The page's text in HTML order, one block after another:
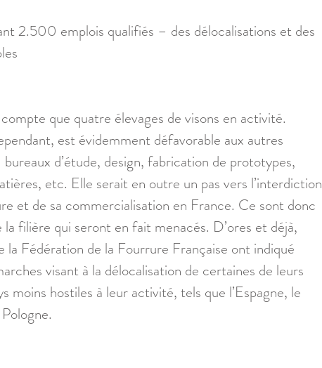
2.500 emplois qualifiés – des délocalisations et des
que quatre élevages de visons en activité.
est évidemment défavorable aux autres
d’étude, design, fabrication de prototypes,
etc. Elle serait en outre un pas vers l’interdiction
et de sa commercialisation en France. Ce sont donc
filière qui seront en fait menacés. D’ores et déjà,
la Fédération de la Fourrure Française ont indiqué
visant à la délocalisation de certaines de leurs
moins hostiles à leur activité, tels que l’Espagne, le